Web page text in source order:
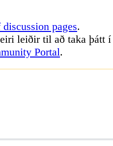
pages.
leiðir til að taka þátt í
Portal.